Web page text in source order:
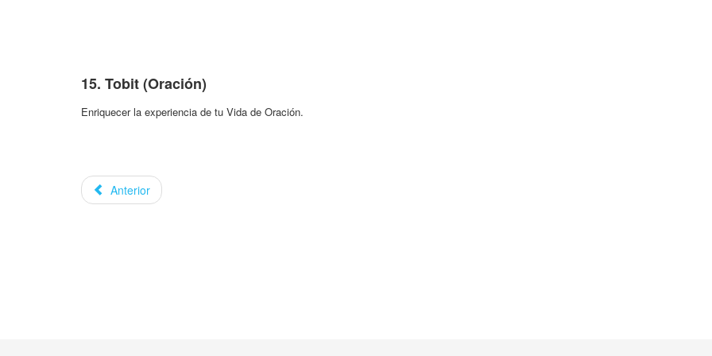
15. Tobit (Oración)
Enriquecer la experiencia de tu Vida de Oración.
Anterior